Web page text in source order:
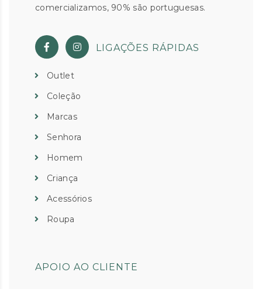
comercializamos, 90% são portuguesas.
LIGAÇÕES RÁPIDAS
Outlet
Coleção
Marcas
Senhora
Homem
Criança
Acessórios
Roupa
APOIO AO CLIENTE